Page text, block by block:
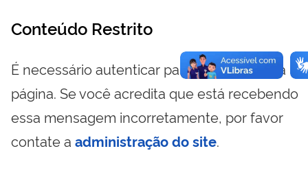
Conteúdo Restrito
É necessário autenticar para visualizar essa
página. Se você acredita que está recebendo
essa mensagem incorretamente, por favor
contate a administração do site.